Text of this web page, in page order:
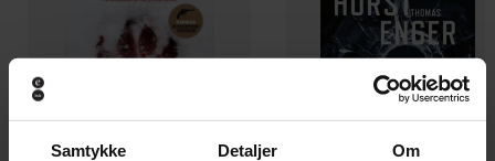
Samtykke Detaljer Om